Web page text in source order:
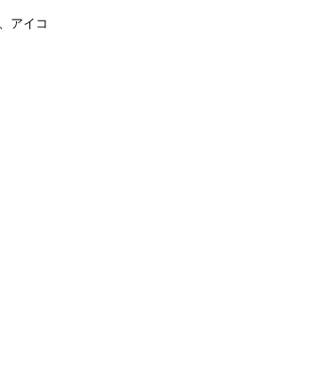
アイコ